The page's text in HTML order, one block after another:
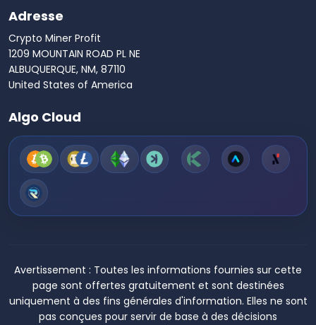
Adresse
Crypto Miner Profit
1209 MOUNTAIN ROAD PL NE
ALBUQUERQUE, NM, 87110
United States of America
Algo Cloud
Avertissement : Toutes les informations fournies sur cette
page sont offertes gratuitement et sont destinées
uniquement à des fins générales d'information. Elles ne sont
pas conçues pour servir de base à des décisions